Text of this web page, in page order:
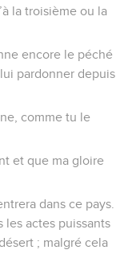
la troisième ou la
encore le péché
pardonner depuis
comme tu le
et que ma gloire
dans ce pays.
les actes puissants
; malgré cela